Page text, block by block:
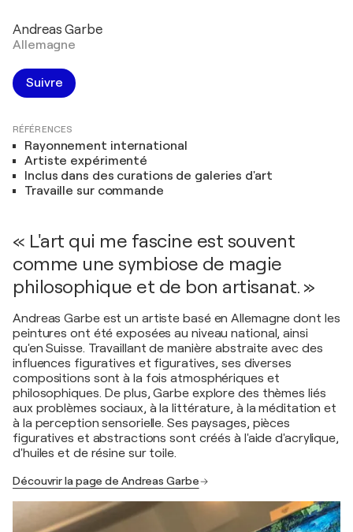
Andreas Garbe
Allemagne
Suivre
RÉFÉRENCES
Rayonnement international
Artiste expérimenté
Inclus dans des curations de galeries d'art
Travaille sur commande
« L'art qui me fascine est souvent
comme une symbiose de magie
philosophique et de bon artisanat. »
Andreas Garbe est un artiste basé en Allemagne dont les
peintures ont été exposées au niveau national, ainsi
qu'en Suisse. Travaillant de manière abstraite avec des
influences figuratives et figuratives, ses diverses
compositions sont à la fois atmosphériques et
philosophiques. De plus, Garbe explore des thèmes liés
aux problèmes sociaux, à la littérature, à la méditation et
à la perception sensorielle. Ses paysages, pièces
figuratives et abstractions sont créés à l'aide d'acrylique,
d'huiles et de résine sur toile.
Découvrir la page de Andreas Garbe